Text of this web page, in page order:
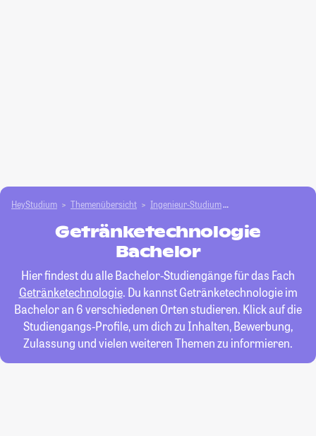
HeyStudium Themenübersicht Ingenieur-Studium
Getränketechnologie
Bachelor
Hier findest du alle Bachelor-Studiengänge für das Fach
Getränketechnologie. Du kannst Getränketechnologie im
Bachelor an 6 verschiedenen Orten studieren. Klick auf die
Studiengangs-Profile, um dich zu Inhalten, Bewerbung,
Zulassung und vielen weiteren Themen zu informieren.